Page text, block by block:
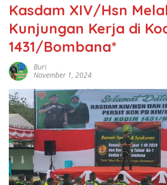
Kasdam XIV/Hsn
Kunjungan Kerja di
1431/Bombana*
Buri
November 1, 2024